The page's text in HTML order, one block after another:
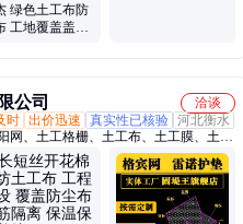
绿色土工布防
工地覆盖盖土
公司
洽谈
时 出价迅速 真实性已核验 河北衡水
网、土工格栅、土工布、土工膜、土工
、塑料排水板、防水毯、护栏网、荷兰
、刺丝滚笼、安全围网、人工草坪、防
诺护垫、安全绳网